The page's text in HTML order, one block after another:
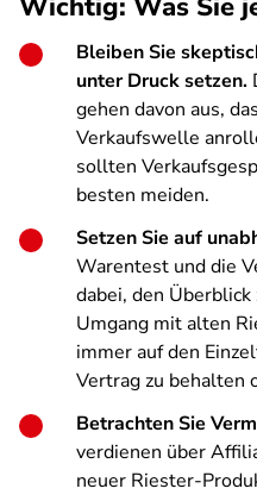
Wichtig: Was Sie
Bleiben Sie
unter Druck setzen.
gehen davon aus,
Verkaufswelle
sollten
besten meiden.
Setzen Sie auf
Warentest und die
dabei, den
Umgang mit alten
immer auf den
Vertrag zu behalten
Betrachten Sie
verdienen über
neuer Riester-